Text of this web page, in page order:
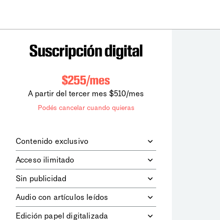
Suscripción digital
$255/mes
A partir del tercer mes $510/mes
Podés cancelar cuando quieras
Contenido exclusivo
digitales dela diaria
los contenidos de Le Monde
diplomatique.
Acceso ilimitado
contenidos.
Sin publicidad
publicitarios.
Audio con artículos leídos
Edición papel digitalizada